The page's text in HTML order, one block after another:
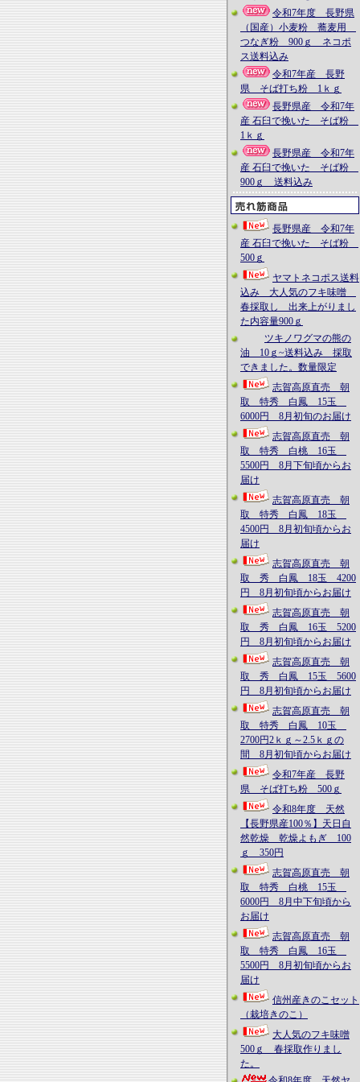
令和7年度 長野県
（国産）小麦粉 蕎麦用
つなぎ粉 900ｇ ネコポ
ス送料込み
令和7年産 長野
県 そば打ち粉 1ｋｇ
長野県産 令和7年
産 石臼で挽いた そば粉
1ｋｇ
長野県産 令和7年
産 石臼で挽いた そば粉
900ｇ 送料込み
長野県産 令和7年
産 石臼で挽いた そば粉
500ｇ
ヤマトネコポス送料
込み 大人気のフキ味噌
春採取し 出来上がりまし
た内容量900ｇ
ツキノワグマの熊の
油 10ｇ~送料込み 採取
できました。数量限定
志賀高原直売 朝
取 特秀 白鳳 15玉
6000円 8月初旬のお届け
志賀高原直売 朝
取 特秀 白桃 16玉
5500円 8月下旬頃からお
届け
志賀高原直売 朝
取 特秀 白鳳 18玉
4500円 8月初旬頃からお
届け
志賀高原直売 朝
取 秀 白鳳 18玉 4200
円 8月初旬頃からお届け
志賀高原直売 朝
取 秀 白鳳 16玉 5200
円 8月初旬頃からお届け
志賀高原直売 朝
取 秀 白鳳 15玉 5600
円 8月初旬頃からお届け
志賀高原直売 朝
取 特秀 白鳳 10玉
2700円2ｋｇ～2.5ｋｇの
間 8月初旬頃からお届け
令和7年産 長野
県 そば打ち粉 500ｇ
令和8年度 天然
【長野県産100％】天日自
然乾燥 乾燥よもぎ 100
ｇ 350円
志賀高原直売 朝
取 特秀 白桃 15玉
6000円 8月中下旬頃から
お届け
志賀高原直売 朝
取 特秀 白鳳 16玉
5500円 8月初旬頃からお
届け
信州産きのこセット
（栽培きのこ）
大人気のフキ味噌
500ｇ 春採取作りまし
た。